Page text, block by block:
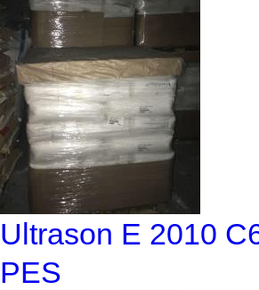
Ultrason E 2010
PES